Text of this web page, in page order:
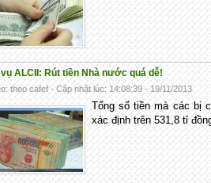
ALCII: Rút tiền Nhà nước quá dễ!
theo cafef - Cập nhật lúc: 14:08:39 - 19/11/2013
Tổng số tiền mà các bị
xác định trên 531,8 tỉ